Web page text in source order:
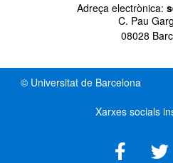
Adreça electrònica:
C. Pau
08028
© Universitat de Barcelona
Xarxes socials